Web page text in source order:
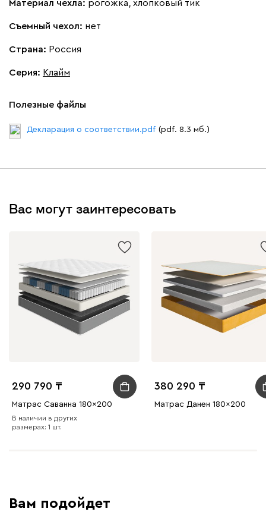
Материал чехла: рогожка, хлопковый тик
Съемный чехол: нет
Страна: Россия
Серия: Клайм
Полезные файлы
Декларация о соответствии.pdf (pdf. 8.3 мб.)
Вас могут заинтересовать
290 790
Матрас Саванна 180x200
В наличии в других
размерах: 1 шт.
380 290
Матрас Данен 180x200
Вам подойдет